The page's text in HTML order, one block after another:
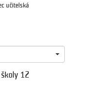
učitelská
12